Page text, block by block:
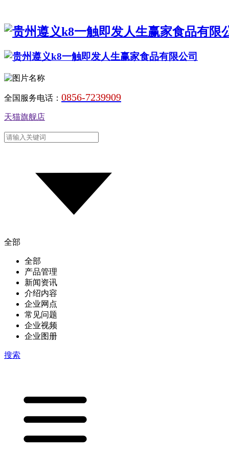
全国服务电话： 0856-7239909
天猫旗舰店
全部
全部
产品管理
新闻资讯
介绍内容
企业网点
常见问题
企业视频
企业图册
搜索